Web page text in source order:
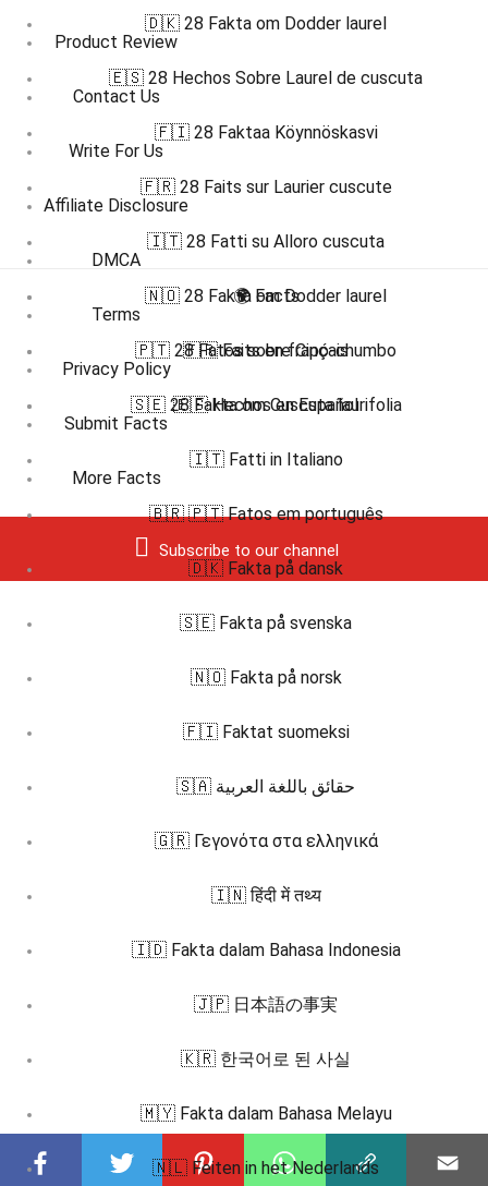
Product Review
Contact Us
Write For Us
Affiliate Disclosure
DMCA
Terms
Privacy Policy
Submit Facts
More Facts
Subscribe to our channel
🇩🇰 28 Fakta om Dodder laurel
🇪🇸 28 Hechos Sobre Laurel de cuscuta
🇫🇮 28 Faktaa Köynnöskasvi
🇫🇷 28 Faits sur Laurier cuscute
🇮🇹 28 Fatti su Alloro cuscuta
🇳🇴 28 Fakta om Dodder laurel
🇵🇹 28 Fatos sobre Cipó-chumbo
🇸🇪 28 Fakta om Cuscuta laurifolia
🌍 Facts
🇫🇷 Faits en français
🇪🇸 Hechos en Español
🇮🇹 Fatti in Italiano
🇧🇷 🇵🇹 Fatos em português
🇩🇰 Fakta på dansk
🇸🇪 Fakta på svenska
🇳🇴 Fakta på norsk
🇫🇮 Faktat suomeksi
🇸🇦 حقائق باللغة العربية
🇬🇷 Γεγονότα στα ελληνικά
🇮🇳 हिंदी में तथ्य
🇮🇩 Fakta dalam Bahasa Indonesia
🇯🇵 日本語の事実
🇰🇷 한국어로 된 사실
🇲🇾 Fakta dalam Bahasa Melayu
🇳🇱 Feiten in het Nederlands